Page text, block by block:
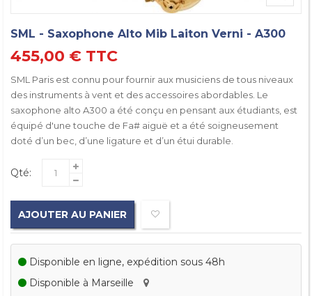
SML - Saxophone Alto Mib Laiton Verni - A300
455,00 € TTC
SML Paris est connu pour fournir aux musiciens de tous niveaux
des instruments à vent et des accessoires abordables. Le
saxophone alto A300 a été conçu en pensant aux étudiants, est
équipé d'une touche de Fa# aiguë et a été soigneusement
doté d’un bec, d’une ligature et d’un étui durable.
Qté:
AJOUTER AU PANIER
Disponible en ligne, expédition sous 48h
Disponible à Marseille